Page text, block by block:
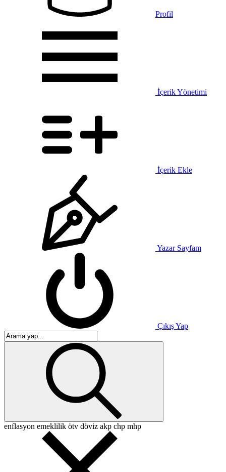
Profil
İçerik Yönetimi
İçerik Ekle
Yazar Sayfam
Çıkış Yap
enflasyon emeklilik ötv döviz akp chp mhp